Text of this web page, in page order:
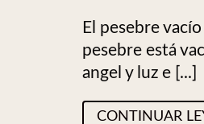
El pesebre
pesebre está
angel y luz e [...]
CONTINUAR